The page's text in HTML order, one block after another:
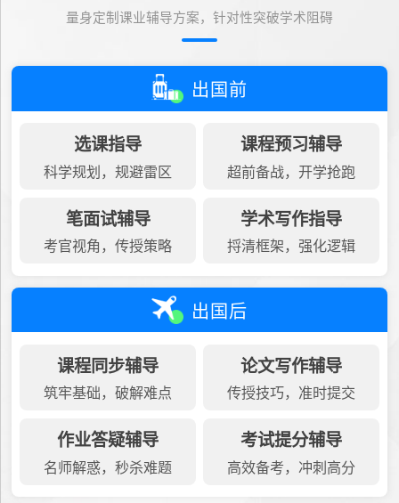
量身定制课业辅导方案，针对性突破学术阻碍
出国前
选课指导
科学规划，规避雷区
课程预习辅导
超前备战，开学抢跑
笔面试辅导
考官视角，传授策略
学术写作指导
捋清框架，强化逻辑
出国后
课程同步辅导
筑牢基础，破解难点
论文写作辅导
传授技巧，准时提交
作业答疑辅导
名师解惑，秒杀难题
考试提分辅导
高效备考，冲刺高分